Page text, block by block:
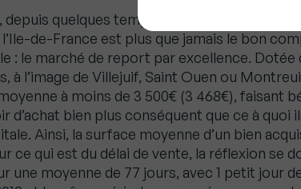
depuis quelques temps déjà, inaccessible à
de-France est plus que jamais le bon
: le marché de report par excellence. Dotée
à l’image de Villejuif, Saint Ouen ou
à moins de 3 500€ (3 468€), faisant
d’achat bien plus conséquent que ce à
Ainsi, la surface moyenne d’un bien
ce qui est du délai de vente, la réflexion se
une moyenne de 77 jours, avec 1 petit jour